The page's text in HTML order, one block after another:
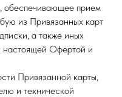
обеспечивающее прием
из Привязанных карт
а также иных
настоящей Офертой и
Привязанной карты,
и технической